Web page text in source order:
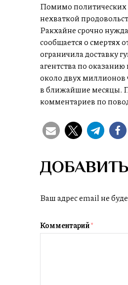
Помимо политических
нехваткой
Ракхайне срочно
сообщается о смертях
ограничила доставку
агентства по
около двух миллионов
в ближайшие месяцы.
комментариев по
Ваш адрес email не
Комментарий*